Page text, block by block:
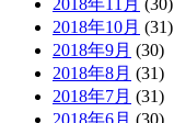
2018年10月 (31)
2018年9月 (30)
2018年8月 (31)
2018年7月 (31)
2018年6月 (30)